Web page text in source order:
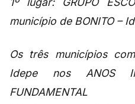
município de BONITO –
Os três municípios
Idepe nos ANOS
FUNDAMENTAL